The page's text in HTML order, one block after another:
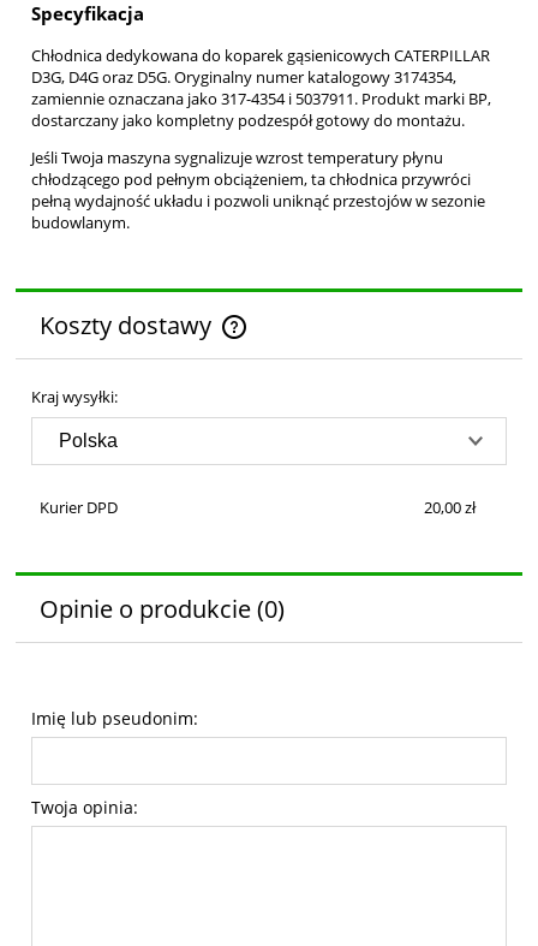
Specyfikacja
Chłodnica dedykowana do koparek gąsienicowych CATERPILLAR
D3G, D4G oraz D5G. Oryginalny numer katalogowy 3174354,
zamiennie oznaczana jako 317-4354 i 5037911. Produkt marki BP,
dostarczany jako kompletny podzespół gotowy do montażu.
Jeśli Twoja maszyna sygnalizuje wzrost temperatury płynu
chłodzącego pod pełnym obciążeniem, ta chłodnica przywróci
pełną wydajność układu i pozwoli uniknąć przestojów w sezonie
budowlanym.
Koszty dostawy
Cena nie zawiera ewentualnych kosztów płatności
Kraj wysyłki:
Kurier DPD 20,00 zł
Opinie o produkcie (0)
Imię lub pseudonim:
Twoja opinia: